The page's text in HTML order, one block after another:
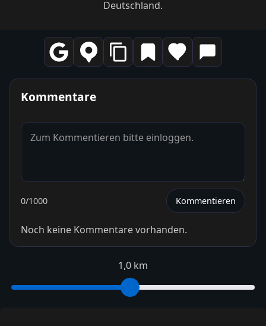
Deutschland.
Kommentare
0/1000 Kommentieren
Noch keine Kommentare vorhanden.
1,0 km